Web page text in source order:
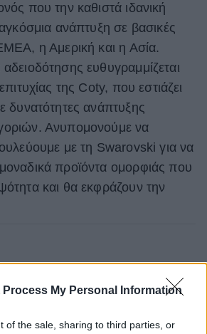
Process My Personal Information
of the sale, sharing to third parties, or
που την καθιστά ιδανική
ανάπτυξη σε βασικές
η Αμερική και η Ασία.
ευθυγραμμίζεται
της Coty, που εστιάζει
δυνατότητες ανάπτυξης
Ανυπομονούμε να
με τη Swarovski για να
προϊόντα ομορφιάς που
και θα εκφράζουν την